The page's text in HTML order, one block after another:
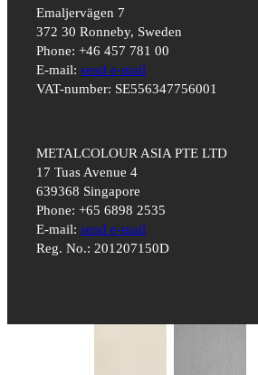
Emaljervägen 7
372 30 Ronneby, Sweden
Phone: +46 457 781 00
E-mail:send e-mail
VAT-number: SE556347756001
METALCOLOUR ASIA PTE LTD
17 Tuas Avenue 4
639368 Singapore
Phone: +65 6898 2535
E-mail:send e-mail
Reg. No.: 201207150D